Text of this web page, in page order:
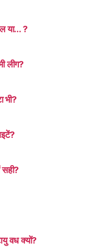
या… ?
लीग?
भी?
सही?
वध क्यों?